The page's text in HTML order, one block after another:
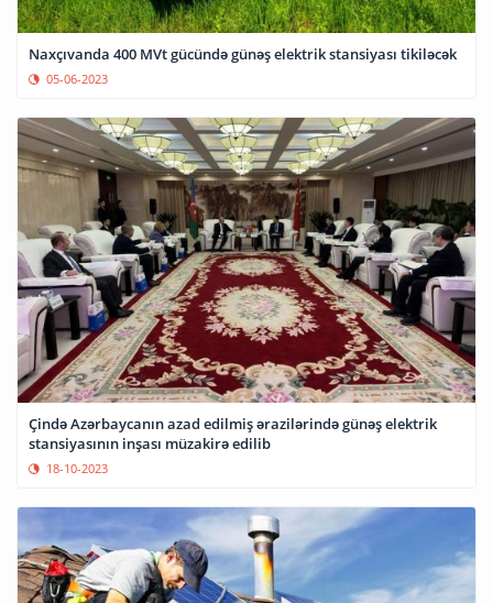
Naxçıvanda 400 MVt gücündə günəş elektrik stansiyası tikiləcək
05-06-2023
Çində Azərbaycanın azad edilmiş ərazilərində günəş elektrik
stansiyasının inşası müzakirə edilib
18-10-2023